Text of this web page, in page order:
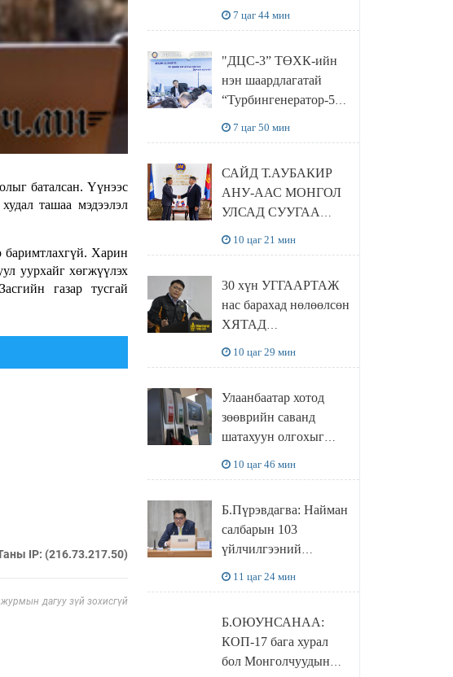
баталсан. Үүнээс
ташаа мэдээлэл
баримтлахгүй. Харин
уурхайг хөгжүүлэх
газар тусгай
IP: (216.73.217.50)
дагуу зүй зохисгүй
баялгийн сан нэгдэл”
ХХК-тай хамтран
хэрэгжүүлнэ
7 цаг 44 мин
"ДЦС-3” ТӨХК-ийн
нэн шаардлагатай
“Турбингенератор-5”-
7 цаг 50 мин
САЙД Т.АУБАКИР
АНУ-ААС МОНГОЛ
УЛСАД СУУГАА
ХҮЛЭЭН АВЧ
УУЛЗЛАА
10 цаг 21 мин
30 хүн УГГААРТАЖ
нас барахад нөлөөлсөн
ХЯТАД
худалдаж авахаар
болжээ
10 цаг 29 мин
Улаанбаатар хотод
зөөврийн саванд
шатахуун олгохыг
10 цаг 46 мин
Б.Пүрэвдагва: Найман
салбарын 103
үйлчилгээний
нөхцөл бүрдэнэ
11 цаг 24 мин
Б.ОЮУНСАНАА:
КОП-17 бага хурал
бол Монголчуудын